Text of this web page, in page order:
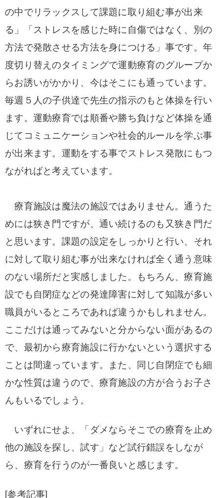
の中でリラックスして課題に取り組む事が出来
る」「ストレスを感じた時に自傷ではなく、別の
方法で発散させる方法を身につける」事です。年
度切り替えのタイミングで運動療育のグループか
らお誘いがかかり、今はそこにも通っています。
毎週５人の子供達で先生の指示のもと体操を行い
ます。運動療育では順番や勝ち負けなど体操を通
じてコミュニケーションや社会的ルールを学ぶ事
が出来ます。運動をする事でストレス発散にもつ
ながればと考えています。
療育施設は魔法の施設ではありません。通うた
めには狭き門ですが、通い続けるのも又狭き門だ
と思います。課題の設定をしっかりと行い、それ
に対して取り組む事が出来なければ全く通う意味
のない場所だと実感しました。もちろん、療育施
設でも自閉症などの発達障害に対して知識が多い
職員がいるところであれば違うかもしれません。
ここだけは通ってみないと分からない面があるの
で、最初から療育施設に行かないという選択する
ことは間違っています。また、同じ自閉症でも細
かな性質は違うので、療育施設の方が合うお子さ
んもいるでしょう。
いずれにせよ、「ダメならそこでの療育を止め
他の施設を探し、試す」など試行錯誤をしなが
ら、療育を行うのが一番良いと感じます。
[参考記事]